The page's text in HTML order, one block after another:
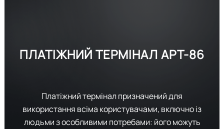
ПЛАТІЖНИЙ ТЕРМІНАЛАРТ-86
Платіжний термінал призначений для
використання всіма користувачами, включно із
людьми з особливими потребами: його можуть